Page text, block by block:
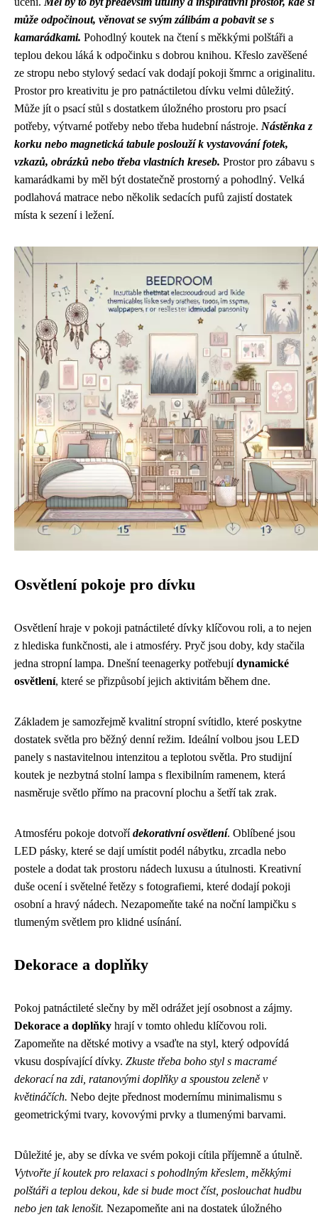
může odpočinout, věnovat se svým zálibám a pobavit se s
kamarádkami. Pohodlný koutek na čtení s měkkými polštáři a
teplou dekou láká k odpočinku s dobrou knihou. Křeslo zavěšené
ze stropu nebo stylový sedací vak dodají pokoji šmrnc a originalitu.
Prostor pro kreativitu je pro patnáctiletou dívku velmi důležitý.
Může jít o psací stůl s dostatkem úložného prostoru pro psací
potřeby, výtvarné potřeby nebo třeba hudební nástroje. Nástěnka z
korku nebo magnetická tabule poslouží k vystavování fotek,
vzkazů, obrázků nebo třeba vlastních kreseb. Prostor pro zábavu s
kamarádkami by měl být dostatečně prostorný a pohodlný. Velká
podlahová matrace nebo několik sedacích pufů zajistí dostatek
místa k sezení i ležení.
Osvětlení pokoje pro dívku
Osvětlení hraje v pokoji patnáctileté dívky klíčovou roli, a to nejen
z hlediska funkčnosti, ale i atmosféry. Pryč jsou doby, kdy stačila
jedna stropní lampa. Dnešní teenagerky potřebujídynamické
osvětlení, které se přizpůsobí jejich aktivitám během dne.
Základem je samozřejmě kvalitní stropní svítidlo, které poskytne
dostatek světla pro běžný denní režim. Ideální volbou jsou LED
panely s nastavitelnou intenzitou a teplotou světla. Pro studijní
koutek je nezbytná stolní lampa s flexibilním ramenem, která
nasměruje světlo přímo na pracovní plochu a šetří tak zrak.
Atmosféru pokoje dotvořídekorativní osvětlení. Oblíbené jsou
LED pásky, které se dají umístit podél nábytku, zrcadla nebo
postele a dodat tak prostoru nádech luxusu a útulnosti. Kreativní
duše ocení i světelné řetězy s fotografiemi, které dodají pokoji
osobní a hravý nádech. Nezapomeňte také na noční lampičku s
tlumeným světlem pro klidné usínání.
Dekorace a doplňky
Pokoj patnáctileté slečny by měl odrážet její osobnost a zájmy.
Dekorace a doplňky hrají v tomto ohledu klíčovou roli.
Zapomeňte na dětské motivy a vsaďte na styl, který odpovídá
vkusu dospívající dívky. Zkuste třeba boho styl s macramé
dekorací na zdi, ratanovými doplňky a spoustou zeleně v
květináčích. Nebo dejte přednost modernímu minimalismu s
geometrickými tvary, kovovými prvky a tlumenými barvami.
Důležité je, aby se dívka ve svém pokoji cítila příjemně a útulně.
Vytvořte jí koutek pro relaxaci s pohodlným křeslem, měkkými
polštáři a teplou dekou, kde si bude moct číst, poslouchat hudbu
nebo jen tak lenošit. Nezapomeňte ani na dostatek úložného